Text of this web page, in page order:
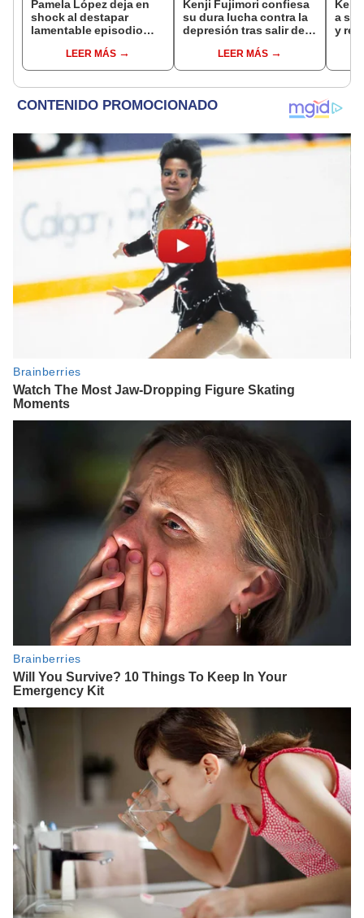
Pamela López deja en
shock al destapar
lamentable episodio
de La Bella Luz: "Hasta
el día de hoy ..."
LEER MÁS
Kenji Fujimori confiesa
su dura lucha contra la
depresión tras salir del
inolvidable gesto de su
esposa
LEER MÁS
a
y